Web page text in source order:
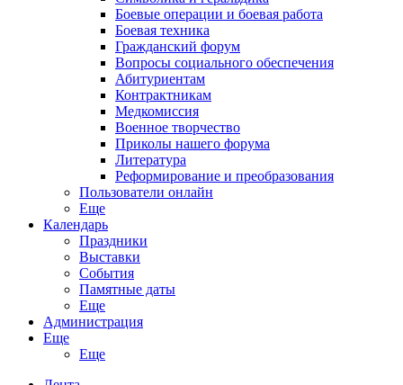
Боевые операции и боевая работа
Боевая техника
Гражданский форум
Вопросы социального обеспечения
Абитуриентам
Контрактникам
Медкомиссия
Военное творчество
Приколы нашего форума
Литература
Реформирование и преобразования
Пользователи онлайн
Еще
Календарь
Праздники
Выставки
События
Памятные даты
Еще
Администрация
Еще
Еще